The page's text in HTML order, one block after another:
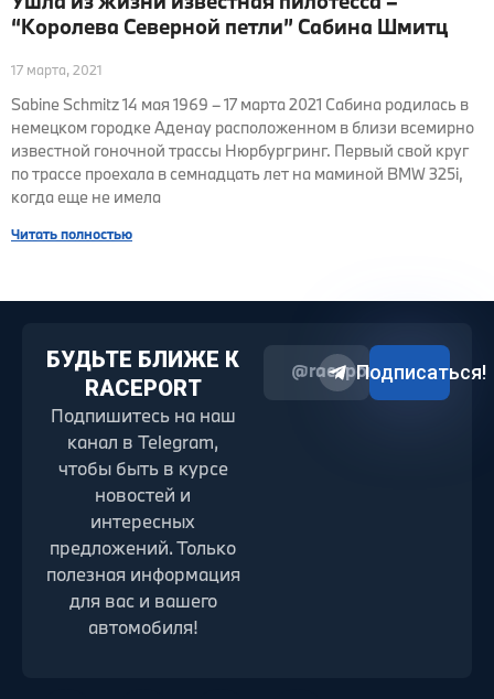
“Королева Северной петли” Сабина Шмитц
17 марта, 2021
Sabine Schmitz 14 мая 1969 – 17 марта 2021 Сабина родилась в
немецком городке Аденау расположенном в близи всемирно
известной гоночной трассы Нюрбургринг. Первый свой круг
по трассе проехала в семнадцать лет на маминой BMW 325i,
когда еще не имела
Читать полностью
БУДЬТЕ БЛИЖЕ К
RACEPORT
Подпишитесь на наш
канал в Telegram,
чтобы быть в курсе
новостей и
интересных
предложений. Только
полезная информация
для вас и вашего
автомобиля!
@raceport2022
Подписаться!